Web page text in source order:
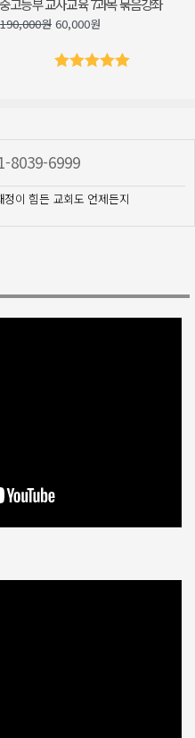
중고등부 교사교육 7과목 묶음강좌
190,000원 60,000원
8039-6999
이 힘든 교회도 언제든지